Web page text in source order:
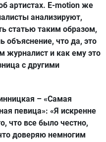
артистах. E-motion же
анализируют,
статью таким образом,
объяснение, что да, это
журналист и как ему это
с другими
– «Самая
певица»: «Я искренне
что все было честно,
доверяю немногим